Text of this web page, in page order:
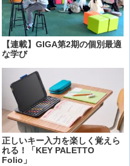
【連載】GIGA第2期の個別最適
な学び
正しいキー入力を楽しく覚えら
れる！「KEY PALETTO
Folio」